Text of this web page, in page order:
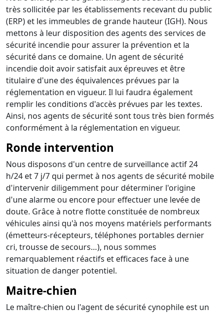
très sollicitée par les établissements recevant du public
(ERP) et les immeubles de grande hauteur (IGH). Nous
mettons à leur disposition des agents des services de
sécurité incendie pour assurer la prévention et la
sécurité dans ce domaine. Un agent de sécurité
incendie doit avoir satisfait aux épreuves et être
titulaire d'une des équivalences prévues par la
réglementation en vigueur. Il lui faudra également
remplir les conditions d'accès prévues par les textes.
Ainsi, nos agents de sécurité sont tous très bien formés
conformément à la réglementation en vigueur.
Ronde intervention
Nous disposons d'un centre de surveillance actif 24
h/24 et 7 j/7 qui permet à nos agents de sécurité mobile
d'intervenir diligemment pour déterminer l'origine
d'une alarme ou encore pour effectuer une levée de
doute. Grâce à notre flotte constituée de nombreux
véhicules ainsi qu'à nos moyens matériels performants
(émetteurs-récepteurs, téléphones portables dernier
cri, trousse de secours…), nous sommes
remarquablement réactifs et efficaces face à une
situation de danger potentiel.
Maitre-chien
Le maître-chien ou l'agent de sécurité cynophile est un